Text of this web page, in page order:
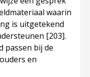
waarin
is uitgetekend
[203].
passen bij de
en